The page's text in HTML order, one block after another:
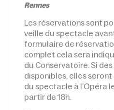
Rennes
Les réservations sont
veille du spectacle
formulaire de
complet cela sera
du Conservatoire. Si
disponibles, elles seront
du spectacle à l’Opéra
partir de 18h.